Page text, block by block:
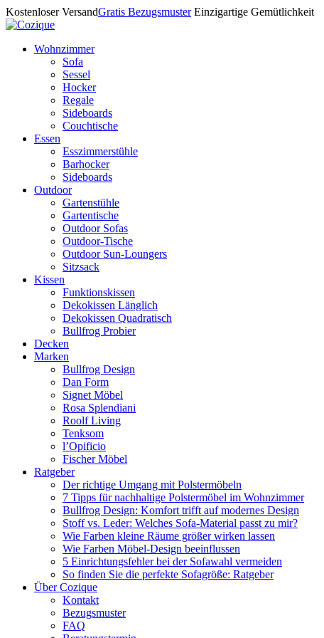
Kostenloser VersandGratis Bezugsmuster Einzigartige Gemütlichkeit
Wohnzimmer
Sofa
Sessel
Hocker
Regale
Sideboards
Couchtische
Essen
Esszimmerstühle
Barhocker
Sideboards
Outdoor
Gartenstühle
Gartentische
Outdoor Sofas
Outdoor-Tische
Outdoor Sun-Loungers
Sitzsack
Kissen
Funktionskissen
Dekokissen Länglich
Dekokissen Quadratisch
Bullfrog Probier
Decken
Marken
Bullfrog Design
Dan Form
Signet Möbel
Rosa Splendiani
Roolf Living
Tenksom
l’Opificio
Fischer Möbel
Ratgeber
Der richtige Umgang mit Polstermöbeln
7 Tipps für nachhaltige Polstermöbel im Wohnzimmer
Bullfrog Design: Komfort trifft auf modernes Design
Stoff vs. Leder: Welches Sofa-Material passt zu mir?
Wie Farben kleine Räume größer wirken lassen
Wie Farben Möbel-Design beeinflussen
5 Einrichtungsfehler bei der Sofawahl vermeiden
So finden Sie die perfekte Sofagröße: Ratgeber
Über Cozique
Kontakt
Bezugsmuster
FAQ